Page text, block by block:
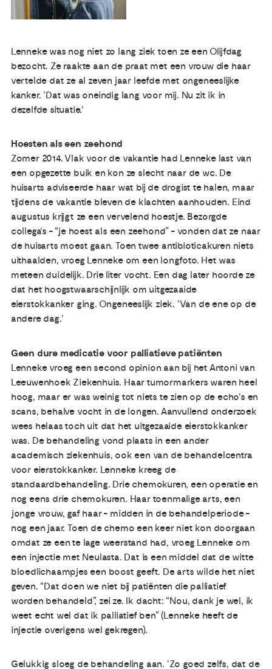
Contact
Lenneke was nog niet zo lang ziek toen ze een Olijfdag
bezocht. Ze raakte aan de praat met een vrouw die haar
vertelde dat ze al zeven jaar leefde met ongeneeslijke
kanker. ‘Dat was oneindig lang voor mij. Nu zit ik in
dezelfde situatie.’
Hoesten als een zeehond
Zomer 2014. Vlak voor de vakantie had Lenneke last van
een opgezette buik en kon ze slecht naar de wc. De
huisarts adviseerde haar wat bij de drogist te halen, maar
tijdens de vakantie bleven de klachten aanhouden. Eind
augustus krijgt ze een vervelend hoestje. Bezorgde
collega’s - “je hoest als een zeehond” - vonden dat ze naar
de huisarts moest gaan. Toen twee antibioticakuren niets
uithaalden, vroeg Lenneke om een longfoto. Het was
meteen duidelijk. Drie liter vocht. Een dag later hoorde ze
dat het hoogstwaarschijnlijk om uitgezaaide
eierstokkanker ging. Ongeneeslijk ziek. ‘Van de ene op de
andere dag.’
Geen dure medicatie voor palliatieve patiënten
Lenneke vroeg een second opinion aan bij het Antoni van
Leeuwenhoek Ziekenhuis. Haar tumormarkers waren heel
hoog, maar er was weinig tot niets te zien op de echo’s en
scans, behalve vocht in de longen. Aanvullend onderzoek
wees helaas toch uit dat het uitgezaaide eierstokkanker
was. De behandeling vond plaats in een ander
academisch ziekenhuis, ook een van de behandelcentra
voor eierstokkanker. Lenneke kreeg de
standaardbehandeling. Drie chemokuren, een operatie en
nog eens drie chemokuren. Haar toenmalige arts, een
jonge vrouw, gaf haar - midden in de behandelperiode -
nog een jaar. Toen de chemo een keer niet kon doorgaan
omdat ze een te lage weerstand had, vroeg Lenneke om
een injectie met Neulasta. Dat is een middel dat de witte
bloedlichaampjes een boost geeft. De arts wilde het niet
geven. “Dat doen we niet bij patiënten die palliatief
worden behandeld”, zei ze. Ik dacht: “Nou, dank je wel, ik
weet echt wel dat ik palliatief ben” (Lenneke heeft de
injectie overigens wel gekregen).
Gelukkig sloeg de behandeling aan. ‘Zo goed zelfs, dat de